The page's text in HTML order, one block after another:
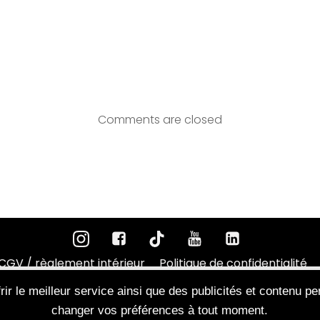
navigation
Comments are closed
/ règlement intérieur Politique de confidentialité
de sport - Coaching privé - Studio individuel à Colomiers.
Réinventons la salle de sport
le meilleur service ainsi que des publicités et contenu
changer vos préférences à tout moment.